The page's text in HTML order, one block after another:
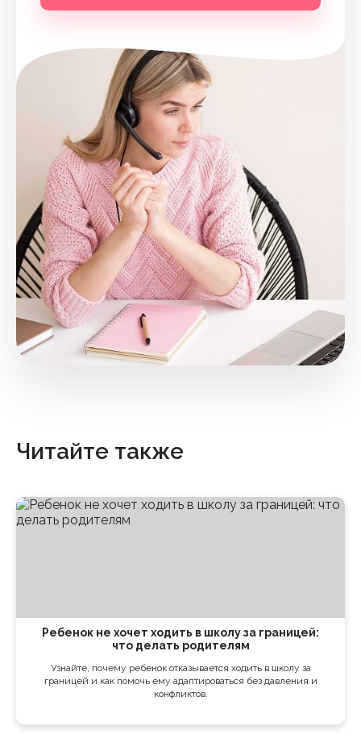
Читайте также
Ребенок не хочет ходить в школу за границей:
что делать родителям
Узнайте, почему ребенок отказывается ходить в школу за
границей и как помочь ему адаптироваться без давления и
конфликтов.